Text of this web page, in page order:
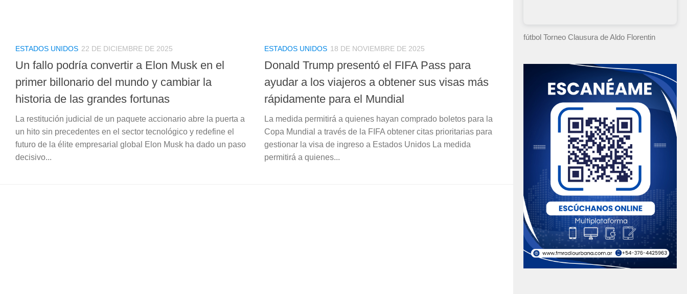
ESTADOS UNIDOS 22 DE DICIEMBRE DE 2025
Un fallo podría convertir a Elon Musk en el
primer billonario del mundo y cambiar la
historia de las grandes fortunas
La restitución judicial de un paquete accionario abre la puerta a
un hito sin precedentes en el sector tecnológico y redefine el
futuro de la élite empresarial global Elon Musk ha dado un paso
decisivo...
ESTADOS UNIDOS 18 DE NOVIEMBRE DE 2025
Donald Trump presentó el FIFA Pass para
ayudar a los viajeros a obtener sus visas más
rápidamente para el Mundial
La medida permitirá a quienes hayan comprado boletos para la
Copa Mundial a través de la FIFA obtener citas prioritarias para
gestionar la visa de ingreso a Estados Unidos La medida
permitirá a quienes...
fútbol Torneo Clausurade Aldo Florentin